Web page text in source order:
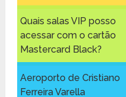
Quais salas VIP posso
acessar com o cartão
Mastercard Black?
Aeroporto de Cristiano
Ferreira Varella